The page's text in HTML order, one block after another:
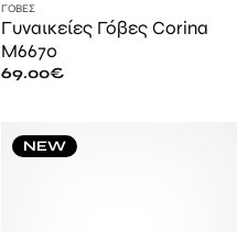
ΓΌΒΕΣ
Γυναικείες Γόβες Corina
M6670
69.00€
NEW